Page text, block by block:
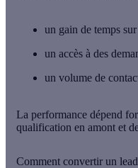
un gain de temps
un accès à des
un volume de
La performance dépend
qualification en amont et
Comment convertir un